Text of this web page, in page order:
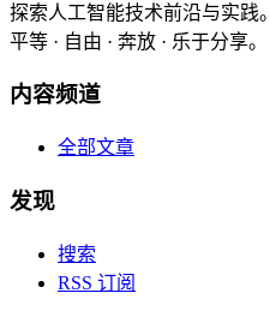
探索人工智能技术前沿与实践。
平等 · 自由 · 奔放 · 乐于分享。
内容频道
全部文章
发现
搜索
RSS 订阅